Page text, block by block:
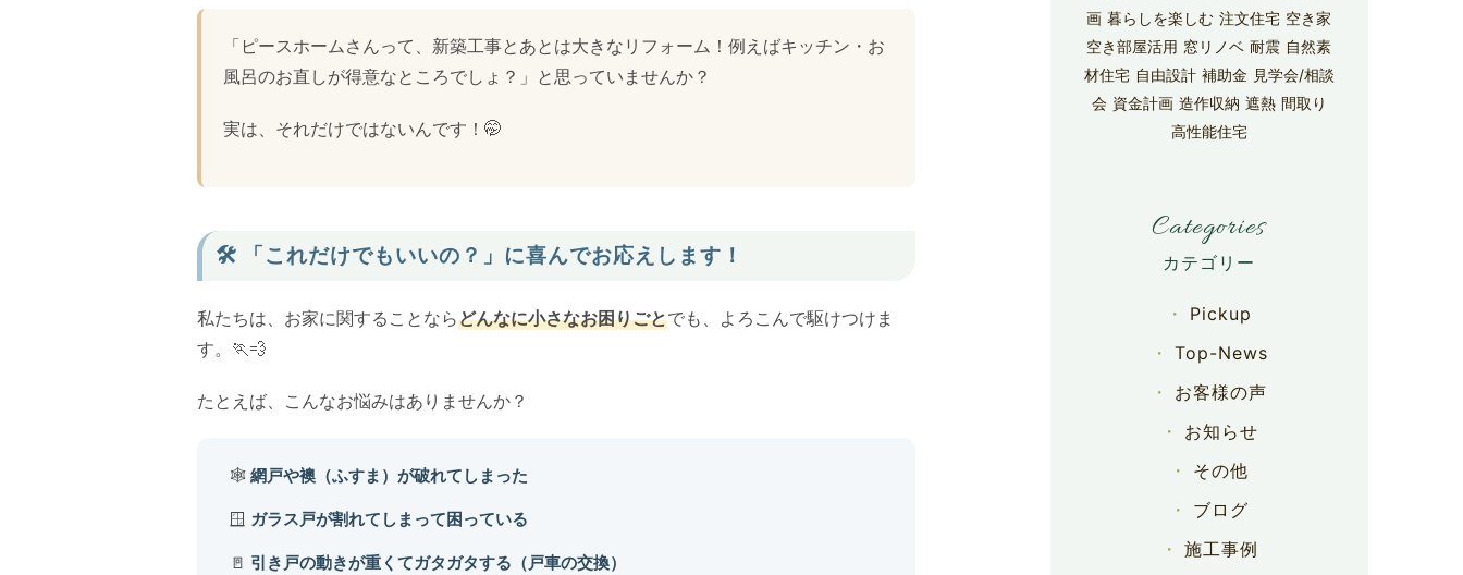
「ピースホームさんって、新築工事とあとは大きなリフォーム！例えばキッチン・お
風呂のお直しが得意なところでしょ？」と思っていませんか？
実は、それだけではないんです！🤭
🛠️ 「これだけでもいいの？」に喜んでお応えします！
私たちは、お家に関することならどんなに小さなお困りごとでも、よろこんで駆けつけま
す。🏃💨
たとえば、こんなお悩みはありませんか？
🕸️網戸や襖（ふすま）が破れてしまった
🪟 ガラス戸が割れてしまって困っている
🚪 引き戸の動きが重くてガタガタする（戸車の交換）
画 暮らしを楽しむ 注文住宅 空き家
空き部屋活用 窓リノベ 耐震 自然素
材住宅 自由設計 補助金 見学会/相談
会 資金計画 造作収納 遮熱 間取り
高性能住宅
Categories
Pickup
Top-News
お客様の声
お知らせ
その他
ブログ
施工事例